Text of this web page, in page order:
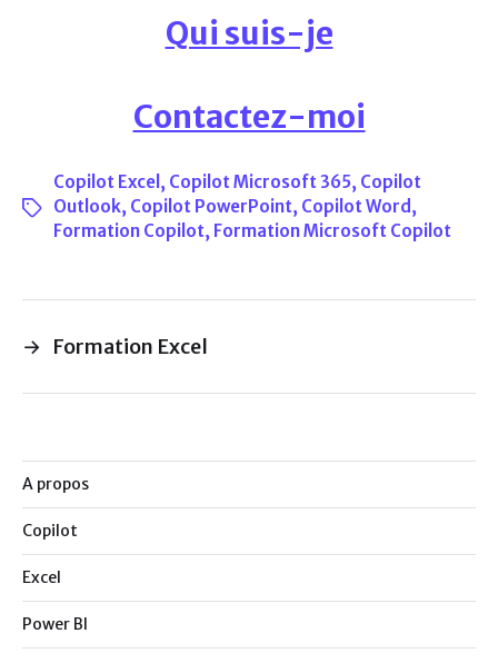
Qui suis-je
Contactez-moi
Copilot Excel , Copilot Microsoft 365, Copilot
Outlook, Copilot PowerPoint, Copilot Word ,
Formation Copilot, Formation Microsoft Copilot
→ Formation Excel
A propos
Copilot
Excel
Power BI